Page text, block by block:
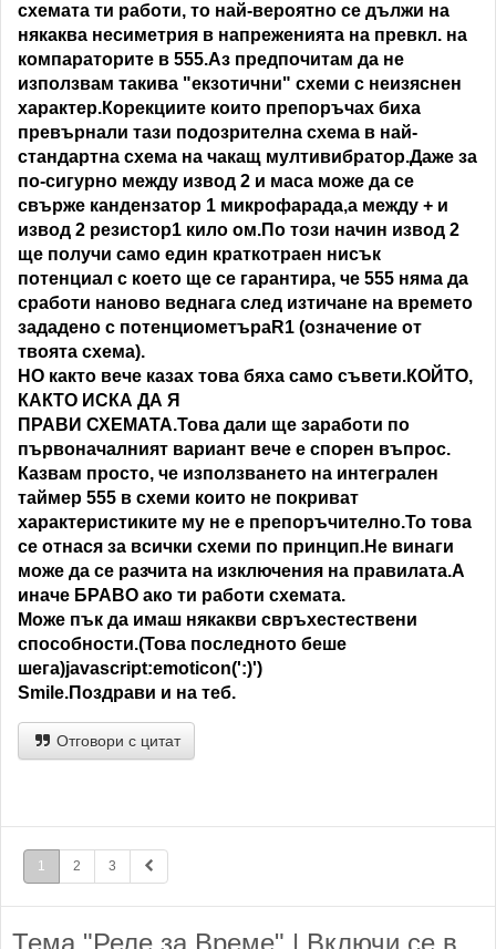
схемата ти работи, то най-вероятно се дължи на
някаква несиметрия в напреженията на превкл. на
компараторите в 555.Аз предпочитам да не
използвам такива "екзотични" схеми с неизяснен
характер.Корекциите които препоръчах биха
превърнали тази подозрителна схема в най-
стандартна схема на чакащ мултивибратор.Даже за
по-сигурно между извод 2 и маса може да се
свърже кандензатор 1 микрофарада,а между + и
извод 2 резистор1 кило ом.По този начин извод 2
ще получи само един краткотраен нисък
потенциал с което ще се гарантира, че 555 няма да
сработи наново веднага след изтичане на времето
зададено с потенциометъраR1 (означение от
твоята схема).
НО както вече казах това бяха само съвети.КОЙТО,
КАКТО ИСКА ДА Я
ПРАВИ СХЕМАТА.Това дали ще заработи по
първоначалният вариант вече е спорен въпрос.
Казвам просто, че използването на интегрален
таймер 555 в схеми които не покриват
характеристиките му не е препоръчително.То това
се отнася за всички схеми по принцип.Не винаги
може да се разчита на изключения на правилата.А
иначе БРАВО ако ти работи схемата.
Може пък да имаш някакви свръхестествени
способности.(Това последното беше
шега)javascript:emoticon(':)')
Smile.Поздрави и на теб.
Отговори с цитат
1 2 3
Тема "Реле за Време" | Включи се в